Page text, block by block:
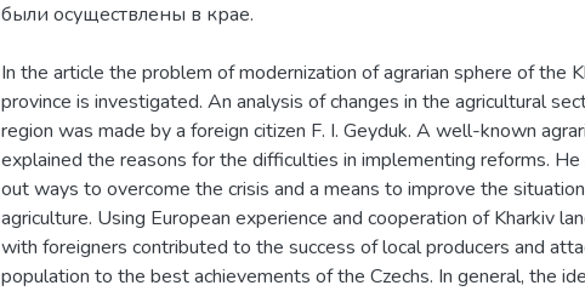
были осуществлены в крае.
In the article the problem of modernization of agrarian sphere of the
province is investigated. An analysis of changes in the agricultural
region was made by a foreign citizen F. I. Geyduk. A well-known
explained the reasons for the difficulties in implementing reforms.
out ways to overcome the crisis and a means to improve the
agriculture. Using European experience and cooperation of Kharkiv
with foreigners contributed to the success of local producers and
population to the best achievements of the Czechs. In general, the